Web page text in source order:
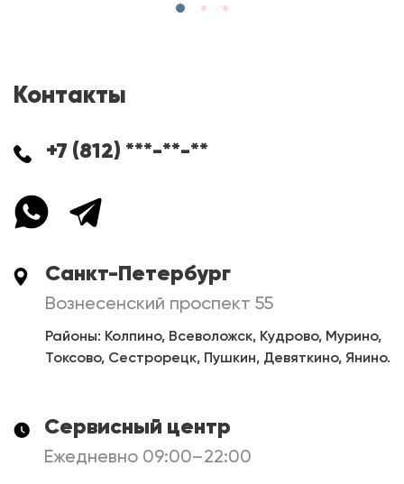
Контакты
+7 (812) ***-**-**
Санкт-Петербург
Вознесенский проспект 55
Районы: Колпино, Всеволожск, Кудрово, Мурино,
Токсово, Сестрорецк, Пушкин, Девяткино, Янино.
Сервисный центр
Ежедневно 09:00–22:00